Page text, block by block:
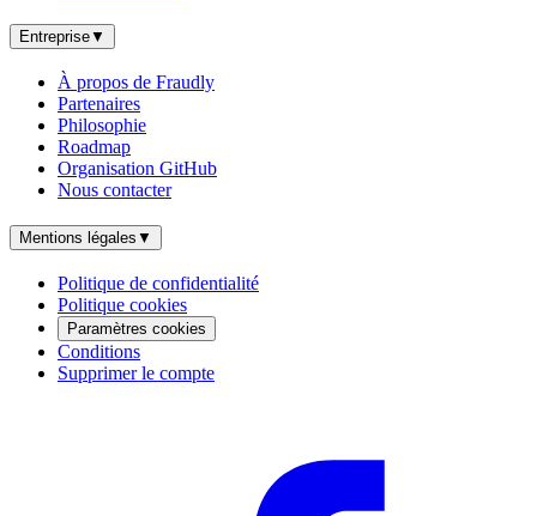
Entreprise▼
À propos de Fraudly
Partenaires
Philosophie
Roadmap
Organisation GitHub
Nous contacter
Mentions légales ▼
Politique de confidentialité
Politique cookies
Paramètres cookies
Conditions
Supprimer le compte